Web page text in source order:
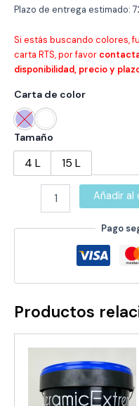
Plazo de entrega estimado:
Si estás buscando colores,
carta RTS, por favor
disponibilidad, precio y
Carta de color
Tamaño
4 L 15 L
(BULL
Añadir al
Pago
Productos